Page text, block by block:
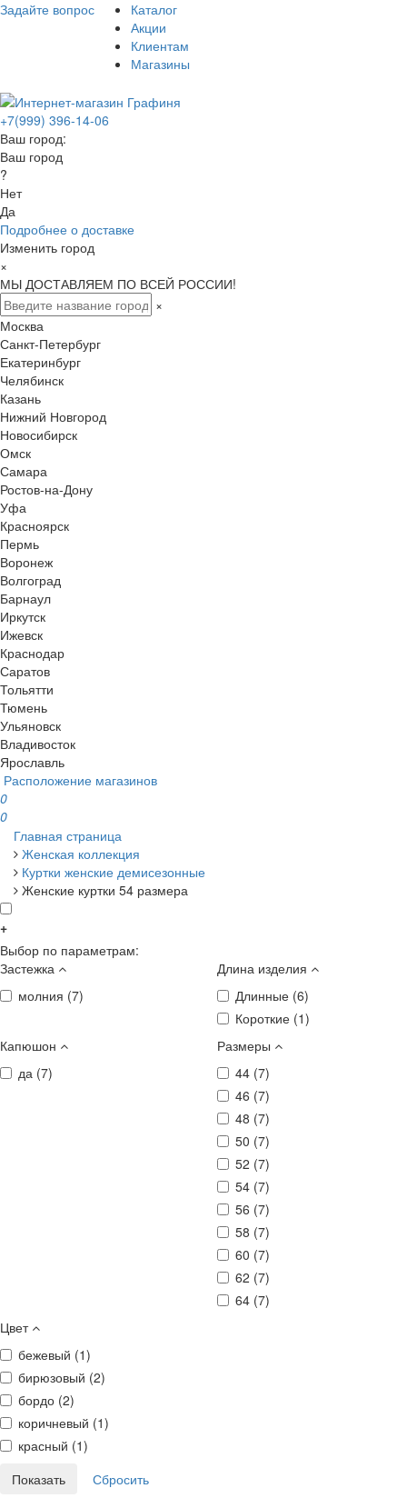
Задайте вопрос
Каталог
Акции
Клиентам
Магазины
+7(999) 396-14-06
Ваш город:
Ваш город
?
Нет
Да
Подробнее о доставке
Изменить город
×
МЫ ДОСТАВЛЯЕМ ПО ВСЕЙ РОССИИ!
×
Москва
Санкт-Петербург
Екатеринбург
Челябинск
Казань
Нижний Новгород
Новосибирск
Омск
Самара
Ростов-на-Дону
Уфа
Красноярск
Пермь
Воронеж
Волгоград
Барнаул
Иркутск
Ижевск
Краснодар
Саратов
Тольятти
Тюмень
Ульяновск
Владивосток
Ярославль
Расположение магазинов
0
0
Главная страница
Женская коллекция
Куртки женские демисезонные
Женские куртки 54 размера
+
Выбор по параметрам:
Застежка
молния (7)
Длина изделия
Длинные (6)
Короткие (1)
Капюшон
да (7)
Размеры
44 (7)
46 (7)
48 (7)
50 (7)
52 (7)
54 (7)
56 (7)
58 (7)
60 (7)
62 (7)
64 (7)
Цвет
бежевый (1)
бирюзовый (2)
бордо (2)
коричневый (1)
красный (1)